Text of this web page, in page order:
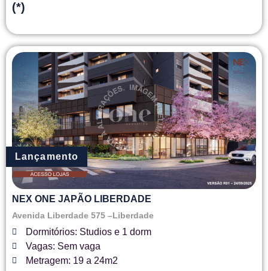
(*)
NEX ONE JAPÃO LIBERDADE
Avenida Liberdade 575 –Liberdade
Dormitórios: Studios e 1 dorm
Vagas: Sem vaga
Metragem: 19 a 24m2
Lançamento